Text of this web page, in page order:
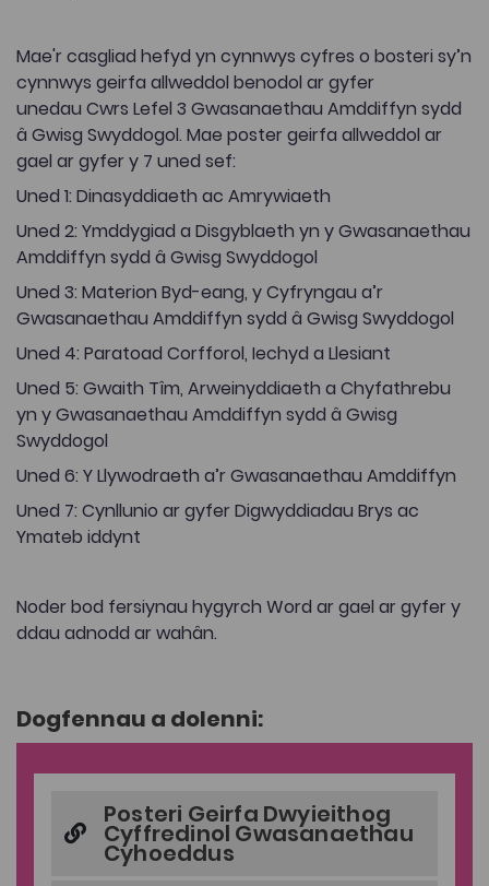
Mae'r casgliad hefyd yn cynnwys cyfres o bosteri sy’n
cynnwys geirfa allweddol benodol ar gyfer
unedau Cwrs Lefel 3 Gwasanaethau Amddiffyn sydd
â Gwisg Swyddogol. Mae poster geirfa allweddol ar
gael ar gyfer y 7 uned sef:
Uned 1: Dinasyddiaeth ac Amrywiaeth
Uned 2: Ymddygiad a Disgyblaeth yn y Gwasanaethau
Amddiffyn sydd â Gwisg Swyddogol
Uned 3: Materion Byd-eang, y Cyfryngau a’r
Gwasanaethau Amddiffyn sydd â Gwisg Swyddogol
Uned 4: Paratoad Corfforol, Iechyd a Llesiant
Uned 5: Gwaith Tîm, Arweinyddiaeth a Chyfathrebu
yn y Gwasanaethau Amddiffyn sydd â Gwisg
Swyddogol
Uned 6: Y Llywodraeth a’r Gwasanaethau Amddiffyn
Uned 7: Cynllunio ar gyfer Digwyddiadau Brys ac
Ymateb iddynt
Noder bod fersiynau hygyrch Word ar gael ar gyfer y
ddau adnodd ar wahân.
Dogfennau a dolenni:
Posteri Geirfa Dwyieithog
Cyffredinol Gwasanaethau
Cyhoeddus